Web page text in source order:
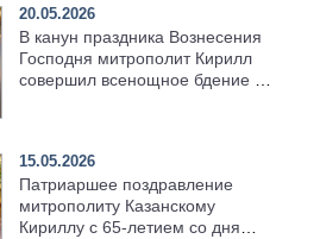
20.05.2026
В канун праздника Вознесения
Господня митрополит Кирилл
совершил всенощное бдение в
15.05.2026
Патриаршее поздравление
митрополиту Казанскому
Кириллу с 65-летием со дня